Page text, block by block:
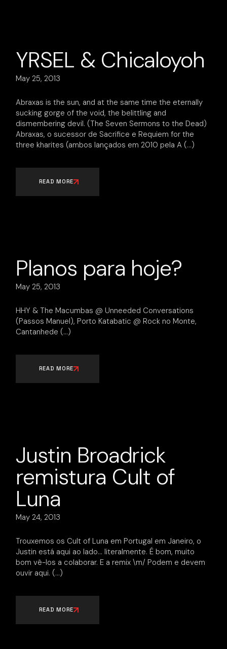
YRSEL & Chicaloyoh
May 25, 2013
Abraxas is the sun, and at the same time the eternally
sucking gorge of the void, the belittling and
dismembering devil. (The Seven Sermons to the Dead)
Abraxas, o sucessor de Sacrifice e Requiem for the
three kharites (ambos lançados em 2010 pela A
READ MORE
Planos para hoje?
May 25, 2013
HHY & The Macumbas @ Unneeded Conversations
(Passos Manuel), Porto Katabatic @ Rock no Monte,
Cantanhede
READ MORE
Justin Broadrick
remistura Cult of
Luna
May 24, 2013
Trouxemos os Cult of Luna em Portugal em Janeiro, o
Justin está aqui ao lado… literalmente. É bom, muito
bom vê-los a colaborar. E a remix \m/ Podem e devem
ouvir aqui.
READ MORE